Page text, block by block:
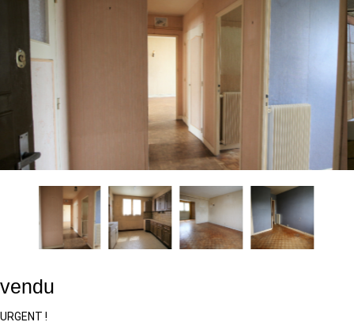
vendu
URGENT !